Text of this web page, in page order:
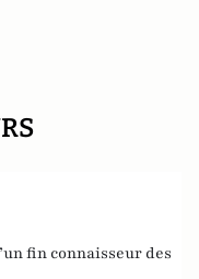
fin connaisseur des